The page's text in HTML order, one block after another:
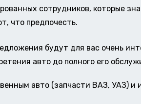
сотрудников, которые
что предпочесть.
будут для вас очень
авто до полного его
авто (запчасти ВАЗ, УАЗ) и